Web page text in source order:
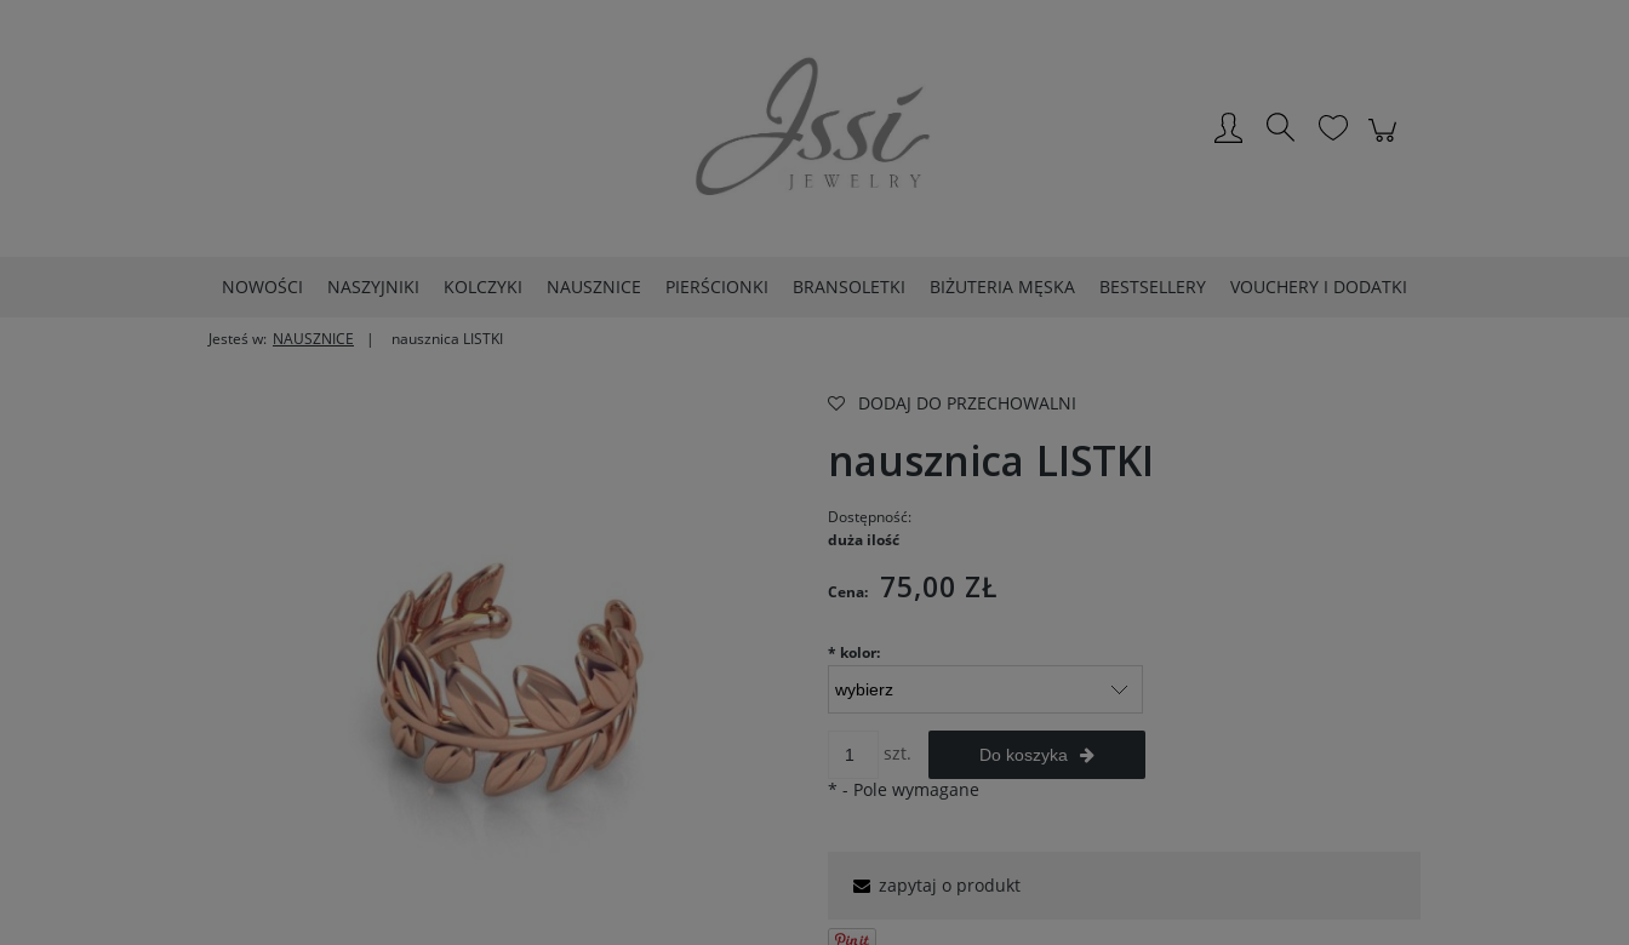
NOWOŚCI NASZYJNIKI KOLCZYKI NAUSZNICE PIERŚCIONKI BRANSOLETKI BIŻUTERIA MĘSKA BESTSELLERY VOUCHERY I DODATKI
Jesteś w: NAUSZNICE nausznica LISTKI
DODAJ DO PRZECHOWALNI
nausznica LISTKI
Dostępność:
duża ilość
Cena: 75,00 ZŁ
* kolor:
szt. Do koszyka
* - Pole wymagane
zapytaj o produkt